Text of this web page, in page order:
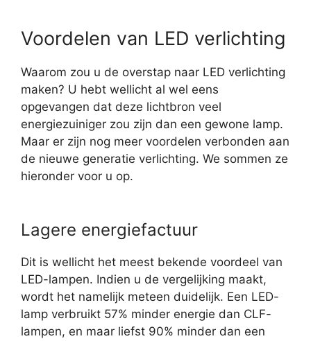
Voordelen van LED verlichting
Waarom zou u de overstap naar LED verlichting
maken? U hebt wellicht al wel eens
opgevangen dat deze lichtbron veel
energiezuiniger zou zijn dan een gewone lamp.
Maar er zijn nog meer voordelen verbonden aan
de nieuwe generatie verlichting. We sommen ze
hieronder voor u op.
Lagere energiefactuur
Dit is wellicht het meest bekende voordeel van
LED-lampen. Indien u de vergelijking maakt,
wordt het namelijk meteen duidelijk. Een LED-
lamp verbruikt 57% minder energie dan CLF-
lampen, en maar liefst 90% minder dan een